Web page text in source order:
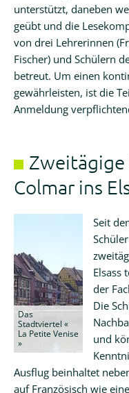
unterstützt, daneben
geübt und die
von drei Lehrerinnen
Fischer) und Schülern
betreut. Um einen
gewährleisten, ist die
Anmeldung
Zweitägige
Colmar ins
Das
Stadtviertel «
La Petite Venise
»
Seit
Elsass
der
Die
und
Ausflug beinhaltet
auf Französisch wie